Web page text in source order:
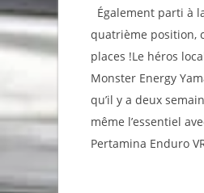
Également parti à
quatrième position,
places !Le héros
Monster Energy
qu’il y a deux
même l’essentiel
Pertamina Enduro